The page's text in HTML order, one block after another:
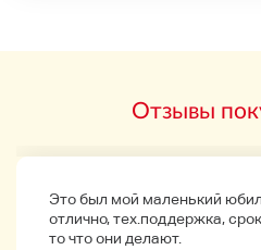
・ Покупка: покупка на рынке
Ширина пояса: около 1,8 см
забудьте проверить)
Доступ: Основное тело
⇒ Следуйте скидке
Отзывы
Это был мой маленький
отлично, тех.поддержка,
то что они делают.